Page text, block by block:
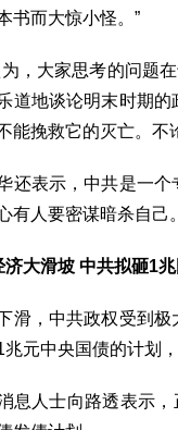
书而大惊小怪。”
为，大家思考的问题
道地谈论明末时期
能挽救它的灭亡。不
还表示，中共是一
有人要密谋暗杀自己
济大滑坡 中共拟砸1
滑，中共政权受到
兆元中央国债的计划
息人士向路透表示